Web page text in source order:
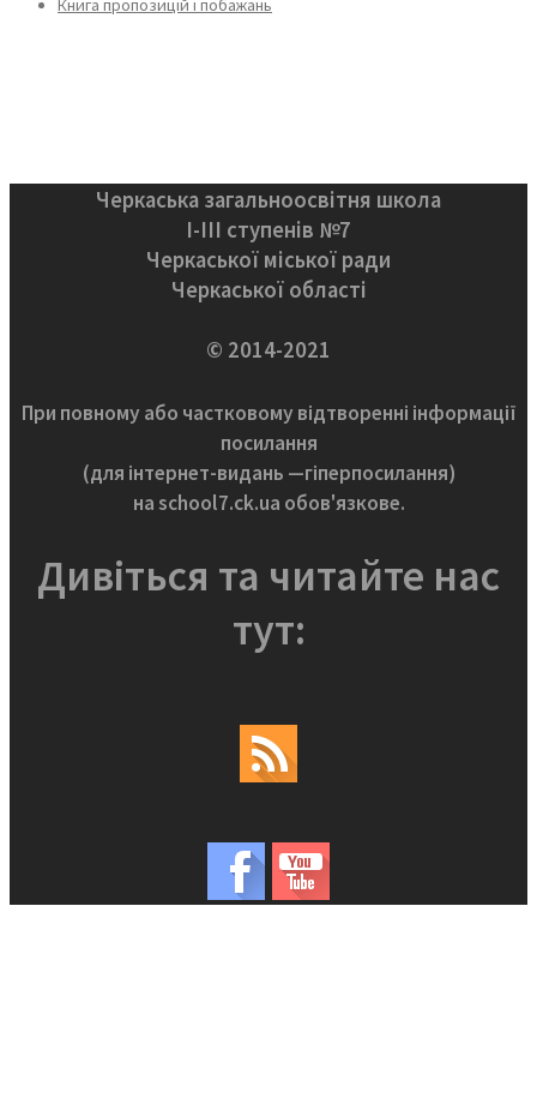
Книга пропозицій і побажань
Черкаська загальноосвітня школа
І-ІІІ ступенів №7
Черкаської міської ради
Черкаської області
© 2014-2021
При повному або частковому відтворенні інформації
посилання
(для інтернет-видань —гіперпосилання)
на school7.ck.ua обов'язкове.
Дивіться та читайте нас
тут: